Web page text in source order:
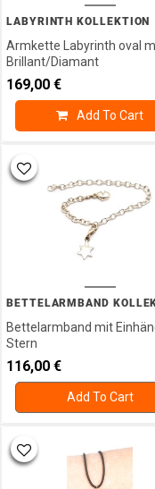
LABYRINTH KOLLEKTION
Armkette Labyrinth oval
Brillant/Diamant
169,00 €
Add To Cart
BETTELARMBAND
Bettelarmband mit
Stern
116,00 €
Add To Cart